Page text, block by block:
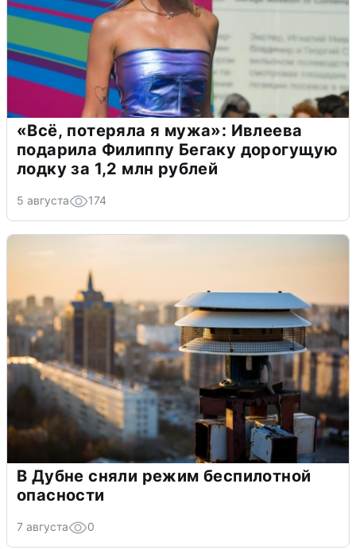
«Всё, потеряла я мужа»: Ивлеева
подарила Филиппу Бегаку дорогущую
лодку за 1,2 млн рублей
5 августа 174
В Дубне сняли режим беспилотной
опасности
7 августа 0